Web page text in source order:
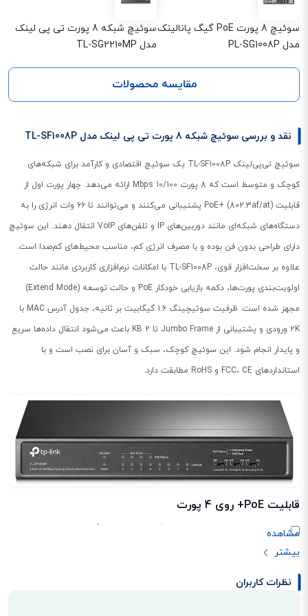
سوئیچ 8 پورت PoE گیگ پانالینک
مدل PL-SG1008P
سوئیچ شبکه 8 پورت تی پی لینک
مدل TL-SG2210MP
مقایسه محصولات
نقد و بررسی سوئیچ شبکه 8 پورت تی پی لینک مدل TL-SF1008P
سوئیچ تی‌پی‌لینک TL-SF1008P یک سوئیچ اقتصادی و کارآمد برای شبکه‌های
کوچک و متوسط است که 8 پورت 10/100 Mbps ارائه می‌دهد. چهار پورت اول از
قابلیت PoE+ (802.3af/at) پشتیبانی می‌کنند و می‌توانند تا 66 وات انرژی را به
دستگاه‌های شبکه‌ای مانند دوربین‌های IP و تلفن‌های VoIP انتقال دهند. این سوئیچ
دارای طراحی بدون فن بوده و با مصرف انرژی کم، مناسب محیط‌های کم‌صدا است.
علاوه بر سخت‌افزار قوی، TL-SF1008P با امکانات نرم‌افزاری کاربردی مانند حالت
اولویت‌بندی پورت‌ها، دکمه بازیابی خودکار PoE و حالت توسعه (Extend Mode)
مجهز شده است. ظرفیت سوئیچینگ 1.6 گیگابیت بر ثانیه، جدول آدرس MAC با
2K ورودی و پشتیبانی از Jumbo Frame تا 2 KB باعث می‌شود انتقال داده‌ها سریع
و پایدار انجام شود. این سوئیچ کوچک، سبک و آسان برای نصب است و با
استانداردهای FCC، CE و RoHS مطابقت دارد.
قابلیت PoE+ روی 4 پورت
جداگانه فراهم می‌کند. نتیجه؟ کابل‌کشی کمتر و نصب سریع‌تر!
نظرات کاربران